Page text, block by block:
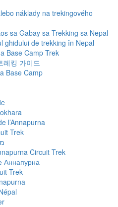
náklady na trekingového
sa Gabay sa Trekking sa Nepal
ghidului de trekking în Nepal
Base Camp Trek
레킹 가이드
Base Camp
l’Annapurna
Trek
Circuit Trek
Аннапурна
Trek